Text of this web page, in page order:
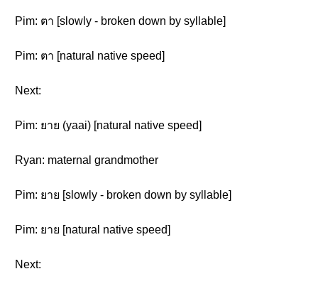
Pim: ตา [slowly - broken down by syllable]
Pim: ตา [natural native speed]
Next:
Pim: ยาย (yaai) [natural native speed]
Ryan: maternal grandmother
Pim: ยาย [slowly - broken down by syllable]
Pim: ยาย [natural native speed]
Next: